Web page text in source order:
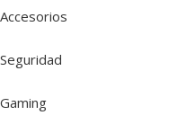
Accesorios
Seguridad
Gaming